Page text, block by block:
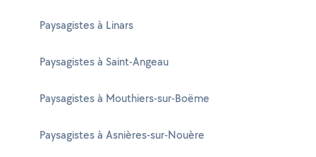
Paysagistes à Linars
Paysagistes à Saint-Angeau
Paysagistes à Mouthiers-sur-Boëme
Paysagistes à Asnières-sur-Nouère